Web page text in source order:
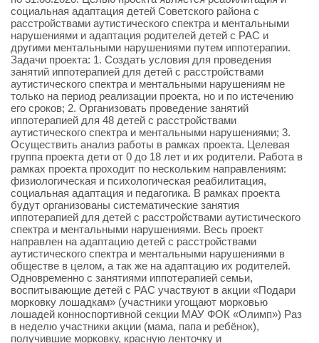
социальная адаптация детей Советского района с
расстройствами аутистического спектра и ментальными
нарушениями и адаптация родителей детей с РАС и
другими ментальными нарушениями путем иппотерапии.
Задачи проекта: 1. Создать условия для проведения
занятий иппотерапией для детей с расстройствами
аутистического спектра и ментальными нарушениям не
только на период реализации проекта, но и по истечению
его сроков; 2. Организовать проведение занятий
иппотерапией для 48 детей с расстройствами
аутистического спектра и ментальными нарушениями; 3.
Осуществить анализ работы в рамках проекта. Целевая
группа проекта дети от 0 до 18 лет и их родители. Работа в
рамках проекта проходит по нескольким направлениям:
физиологическая и психологическая реабилитация,
социальная адаптация и педагогика. В рамках проекта
будут организованы систематические занятия
иппотерапией для детей с расстройствами аутистического
спектра и ментальными нарушениями. Весь проект
направлен на адаптацию детей с расстройствами
аутистического спектра и ментальными нарушениями в
обществе в целом, а так же на адаптацию их родителей.
Одновременно с занятиями иппотерапией семьи,
воспитывающие детей с РАС участвуют в акции «Подари
морковку лошадкам» (участники угощают морковью
лошадей конноспортивной секции МАУ ФОК «Олимп») Раз
в неделю участники акции (мама, папа и ребёнок),
получившие морковку, красную ленточку и